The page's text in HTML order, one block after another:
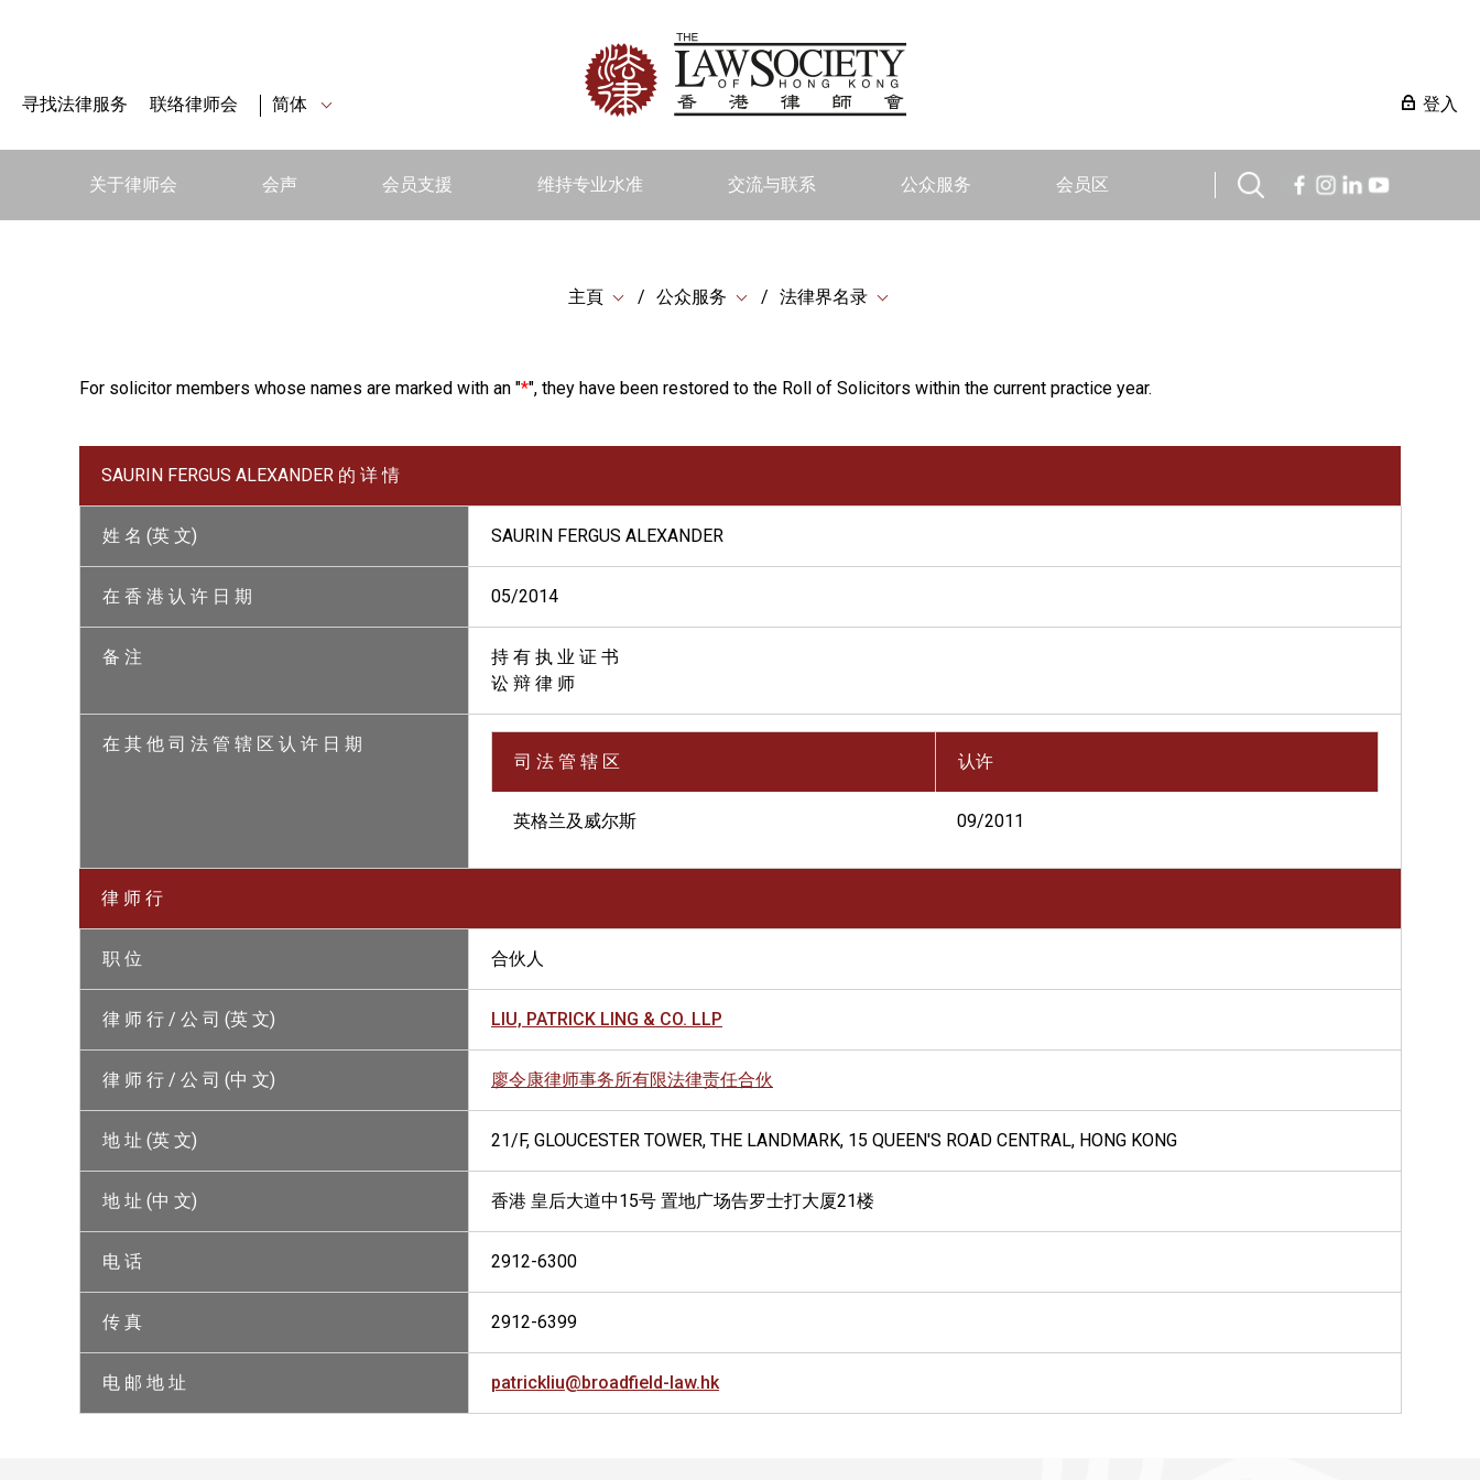
寻找法律服务 联络律师会 简体 登入
关于律师会 会声 会员支援 维持专业水准 交流与联系 公众服务 会员区
主頁 公众服务 法律界名录
For solicitor members whose names are marked with an "*", they have been restored to the Roll of Solicitors within the current practice year.
SAURIN FERGUS ALEXANDER 的 详 情
姓 名 (英 文) SAURIN FERGUS ALEXANDER
在 香 港 认 许 日 期 05/2014
备 注
持 有 执 业 证 书
讼 辩 律 师
在 其 他 司 法 管 辖 区 认 许 日 期
司 法 管 辖 区
认许
英格兰及威尔斯 09/2011
律 师 行
职 位 合伙人
律 师 行 / 公 司 (英 文) LIU, PATRICK LING & CO. LLP
律 师 行 / 公 司 (中 文) 廖令康律师事务所有限法律责任合伙
地 址 (英 文) 21/F, GLOUCESTER TOWER, THE LANDMARK, 15 QUEEN'S ROAD CENTRAL, HONG KONG
地 址 (中 文) 香港 皇后大道中15号 置地广场告罗士打大厦21楼
电 话 2912-6300
传 真 2912-6399
电 邮 地 址 patrickliu@broadfield-law.hk